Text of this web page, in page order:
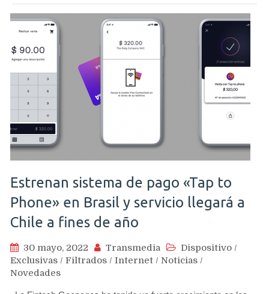
Estrenan sistema de pago «Tap to
Phone» en Brasil y servicio llegará a
Chile a fines de año
30 mayo, 2022 Transmedia Dispositivo /
Exclusivas / Filtrados / Internet / Noticias /
Novedades